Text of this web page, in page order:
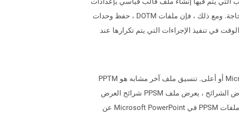
مثل معلومات الصفحة والهوامش والتخطيط الافتراضي ووحدات الماكرو ، ويستخدم لإنشاء مستندات جديدة منه عند الحاجة. ومع ذلك ، فإن ملفات DOTM ، حفظ وحدات
في تنفيذ الإجراءات التي يتم تكرارها عند
تمثل الملفات التي تحتوي على امتداد PPSM تنسيق ملف Slide Slide الذي يدعم الماكرو مع Microsoft PowerPoint 2007 أو أعلى. تنسيق ملف آخر مشابه هو PPTM
الذي يختلف في فتح مع Microsoft PowerPoint بتنسيق قابل للتحرير بدلاً من تشغيله كمعرض للشرائح. عند تشغيل عرض الشرائح ، يعرض ملف PPSM شرائح العرض
التقديمي مع محتويات سليمة في عرض الشرائح وهو في وضع القراءة فقط بشكل افتراضي. لا يزال من الممكن تحرير ملفات PPSM في Microsoft PowerPoint عن